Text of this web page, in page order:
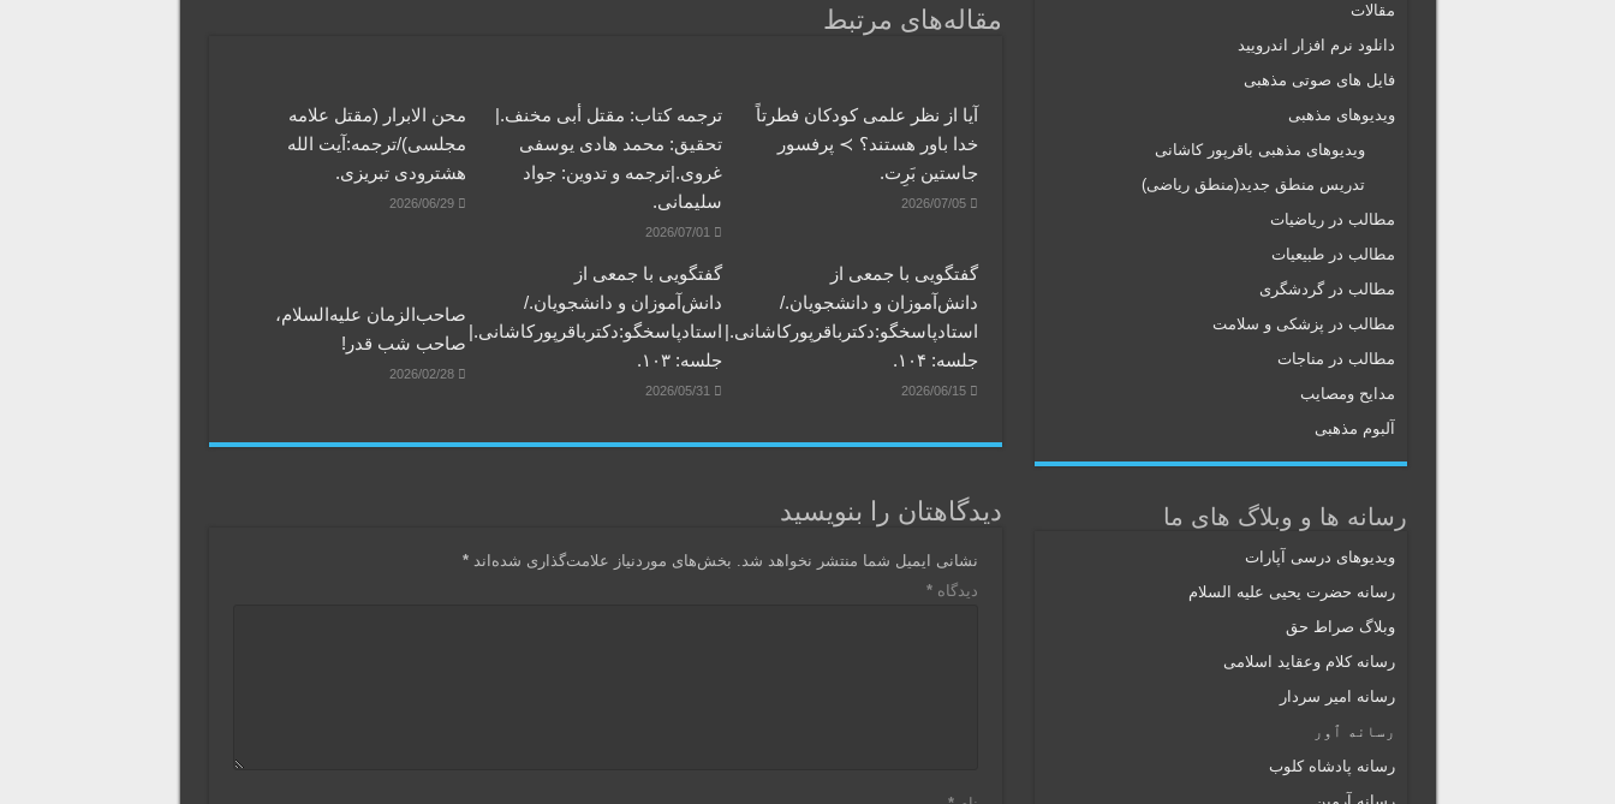
مقاله‌های مرتبط
آیا از نظر علمی کودکان فطرتاً
خدا باور هستند؟ ≻ پرفسور
جاستین بَرِت.
2026/07/05
ترجمه کتاب: مقتل أبی مخنف.|
تحقیق: محمد هادی یوسفی
غروی.|ترجمه و تدوین: جواد
سلیمانی.
2026/07/01
محن الابرار (مقتل علامه
مجلسی)/ترجمه:آیت الله
هشترودی تبریزی.
2026/06/29
گفتگویی‌ با جمعی‌ از
دانش‌آموزان‌ و دانشجویان./
استادپاسخگو:دکترباقر‌پورکاشانی.|
جلسه: ۱۰۴.
2026/06/15
گفتگویی‌ با جمعی‌ از
دانش‌آموزان‌ و دانشجویان./
استادپاسخگو:دکترباقر‌پورکاشانی.|
جلسه: ۱۰۳.
2026/05/31
صاحب‌الزمان علیه‌السلام،
صاحب شب قدر!
2026/02/28
دیدگاهتان را بنویسید
نشانی ایمیل شما منتشر نخواهد شد. بخش‌های موردنیاز علامت‌گذاری شده‌اند*
دیدگاه*
مقالات
دانلود نرم افزار اندرویید
فایل های صوتی مذهبی
ویدیوهای مذهبی
ویدیوهای مذهبی باقرپور کاشانی
تدریس منطق جدید(منطق ریاضی)
مطالب در ریاضیات
مطالب در طبیعیات
مطالب در گردشگری
مطالب در پزشکی و سلامت
مطالب در مناجات
مدایح ومصایب
آلبوم مذهبی
رسانه ها و وبلاگ های ما
ویدیوهای درسی آپارات
رسانه حضرت یحیی علیه السلام
وبلاگ صراط حق
رسانه کلام وعقاید اسلامی
رسانه امیر سردار
رسانه ٱور
رسانه پادشاه کلوب